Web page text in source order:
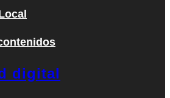
digital